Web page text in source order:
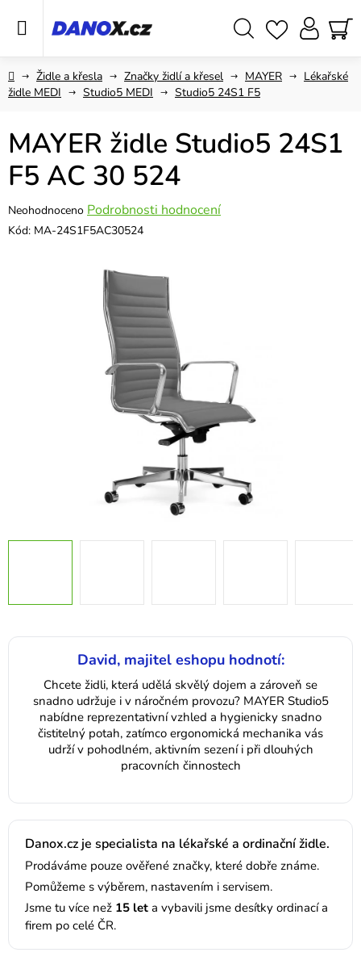
DomůŽidle a křesla Značky židlí a křesel MAYER
Lékařské
židle MEDI
Studio5 MEDI Studio5 24S1 F5
Danox.cz je specialista na lékařské a ordinační židle.
Prodáváme pouze ověřené značky, které dobře známe.
Pomůžeme s výběrem, nastavením i servisem.
Jsme tu více než 15 let a vybavili jsme desítky ordinací a
firem po celé ČR.
MAYER židle Studio5 24S1
F5 AC 30 524
Průměrné
hodnocení
Neohodnoceno Podrobnosti hodnocení
Kód: MA-24S1F5AC30524
David, majitel eshopu hodnotí:
Chcete židli, která udělá skvělý dojem a zároveň se
snadno udržuje i v náročném provozu? MAYER Studio5
nabídne reprezentativní vzhled a hygienicky snadno
čistitelný potah, zatímco ergonomická mechanika vás
udrží v pohodlném, aktivním sezení i při dlouhých
pracovních činnostech